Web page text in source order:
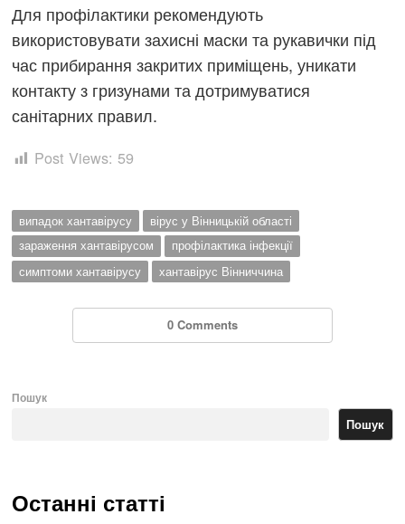
Для профілактики рекомендують
використовувати захисні маски та рукавички під
час прибирання закритих приміщень, уникати
контакту з гризунами та дотримуватися
санітарних правил.
Post Views: 59
випадок хантавірусу
вірус у Вінницькій області
зараження хантавірусом
профілактика інфекції
симптоми хантавірусу
хантавірус Вінниччина
0 Comments
Пошук
Пошук
Останні статті